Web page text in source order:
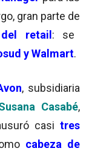
gran parte de
retail : se
y Walmart.
, subsidiaria
Casabé,
casi tres
cabeza de